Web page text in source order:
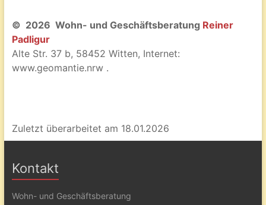
© 2026 Wohn- und Geschäftsberatung Reiner
Padligur
Alte Str. 37 b, 58452 Witten, Internet:
www.geomantie.nrw .
Zuletzt überarbeitet am 18.01.2026
Kontakt
Wohn- und Geschäftsberatung